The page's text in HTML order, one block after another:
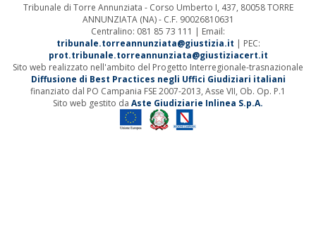
Tribunale di Torre Annunziata - Corso Umberto I, 437, 80058 TORRE
ANNUNZIATA (NA) - C.F. 90026810631
Centralino: 081 85 73 111 | Email:
tribunale.torreannunziata@giustizia.it | PEC:
prot.tribunale.torreannunziata@giustiziacert.it
Sito web realizzato nell'ambito del Progetto Interregionale-trasnazionale
Diffusione di Best Practices negli Uffici Giudiziari italiani
finanziato dal PO Campania FSE 2007-2013, Asse VII, Ob. Op. P.1
Sito web gestito da Aste Giudiziarie Inlinea S.p.A.